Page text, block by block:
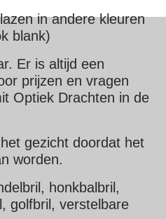
in andere kleuren
blank)
Er is altijd een
prijzen en vragen
Optiek Drachten in de
gezicht doordat het
worden.
honkbalbril,
golfbril, verstelbare